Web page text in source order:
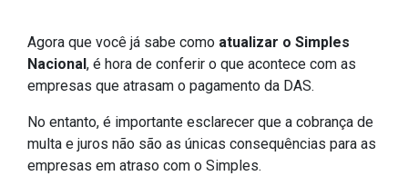
Agora que você já sabe como atualizar o Simples
Nacional, é hora de conferir o que acontece com as
empresas que atrasam o pagamento da DAS.
No entanto, é importante esclarecer que a cobrança de
multa e juros não são as únicas consequências para as
empresas em atraso com o Simples.